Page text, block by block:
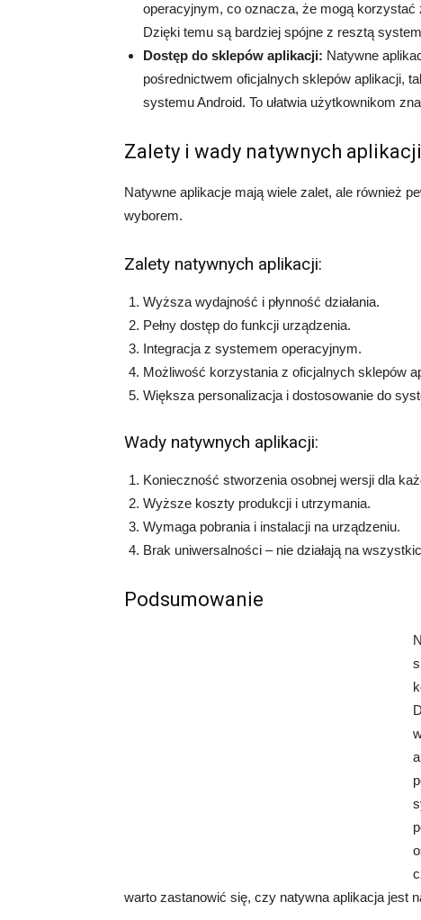
operacyjnym, co oznacza, że mogą korzystać
Dzięki temu są bardziej spójne z resztą
Dostęp do sklepów aplikacji: Natywne
pośrednictwem oficjalnych sklepów aplikacji,
systemu Android. To ułatwia użytkownikom
Zalety i wady natywnych aplikacji
Natywne aplikacje mają wiele zalet, ale również
wyborem.
Zalety natywnych aplikacji:
Wyższa wydajność i płynność działania.
Pełny dostęp do funkcji urządzenia.
Integracja z systemem operacyjnym.
Możliwość korzystania z oficjalnych sklepów
Większa personalizacja i dostosowanie do
Wady natywnych aplikacji:
Konieczność stworzenia osobnej wersji dla
Wyższe koszty produkcji i utrzymania.
Wymaga pobrania i instalacji na urządzeniu.
Brak uniwersalności – nie działają na
Podsumowanie
warto zastanowić się, czy natywna aplikacja jest